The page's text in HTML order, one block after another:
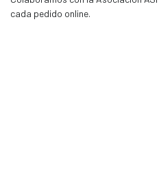
cada pedido online.